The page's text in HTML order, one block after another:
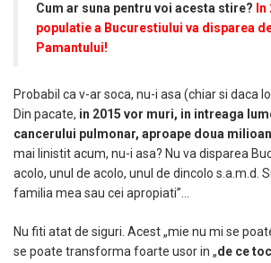
Cum ar suna pentru voi acesta stire?
populatie a Bucurestiului va disparea
Pamantului!
Probabil ca v-ar soca, nu-i asa (chiar si daca
Din pacate, in 2015 vor muri, in intreaga
cancerului pulmonar, aproape doua
mai linistit acum, nu-i asa? Nu va disparea
acolo, unul de acolo, unul de dincolo s.a.m.d.
familia mea sau cei apropiati”…
Nu fiti atat de siguri. Acest „mie nu mi se
se poate transforma foarte usor in „de ce